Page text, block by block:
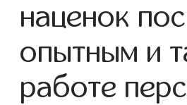
наценок
опытным и
работе